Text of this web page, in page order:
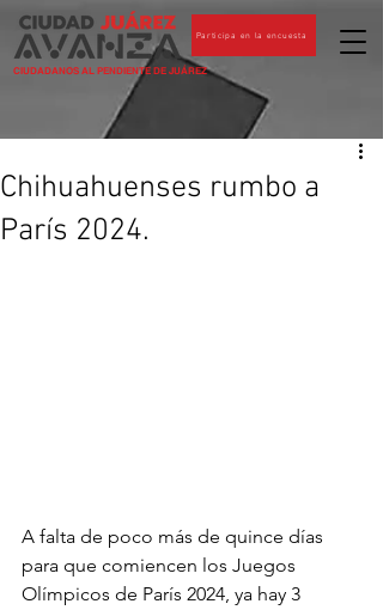
CIUDADANOS AL PENDIENTE DE JUÁREZ
Participa en la encuesta
Chihuahuenses rumbo a
París 2024.
A falta de poco más de quince días
para que comiencen los Juegos
Olímpicos de París 2024, ya hay 3